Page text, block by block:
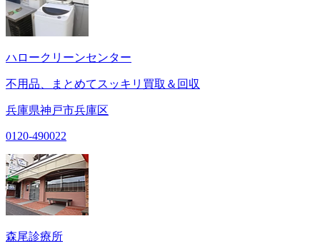
ハロークリーンセンター
不用品、まとめてスッキリ買取＆回収
兵庫県神戸市兵庫区
0120-490022
森尾診療所